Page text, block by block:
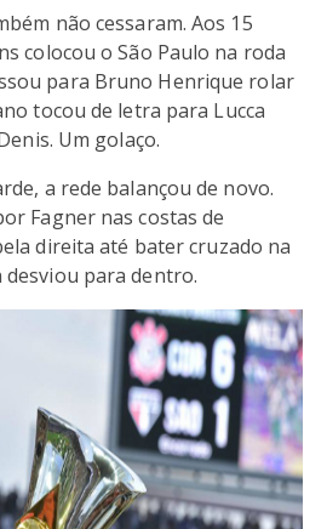
não cessaram. Aos 15
colocou o São Paulo na roda
para Bruno Henrique rolar
tocou de letra para Lucca
Um golaço.
a rede balançou de novo.
Fagner nas costas de
direita até bater cruzado na
para dentro.